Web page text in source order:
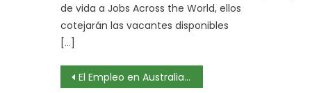
de vida a Jobs Across the World, ellos
cotejarán las vacantes disponibles
[…]
Navegación
El Empleo en Australia Alcanza su Nivel más Alto en 5 Décadas